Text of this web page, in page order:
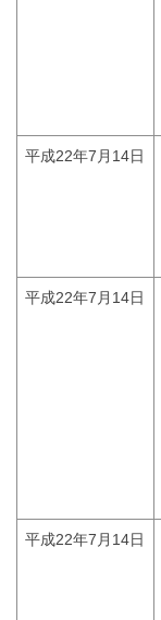
平成22年7月14日
平成22年7月14日
平成22年7月14日